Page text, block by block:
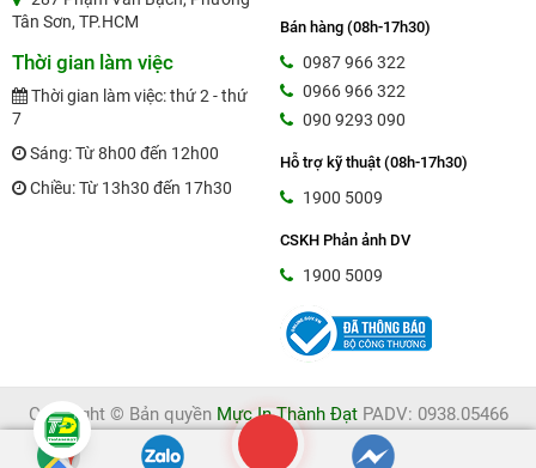
Tân Sơn, TP.HCM
Thời gian làm việc
Thời gian làm việc: thứ 2 - thứ
7
Sáng: Từ 8h00 đến 12h00
Chiều: Từ 13h30 đến 17h30
Bán hàng (08h-17h30)
0987 966 322
0966 966 322
090 9293 090
Hỗ trợ kỹ thuật (08h-17h30)
1900 5009
CSKH Phản ảnh DV
1900 5009
Copyright © Bản quyền Mực In Thành ĐạtPADV: 0938.05466